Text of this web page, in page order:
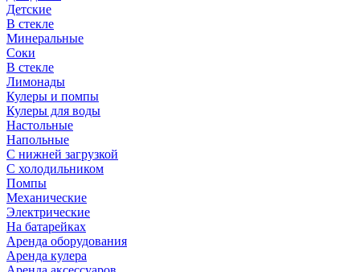
Детские
В стекле
Минеральные
Соки
В стекле
Лимонады
Кулеры и помпы
Кулеры для воды
Настольные
Напольные
С нижней загрузкой
С холодильником
Помпы
Механические
Электрические
На батарейках
Аренда оборудования
Аренда кулера